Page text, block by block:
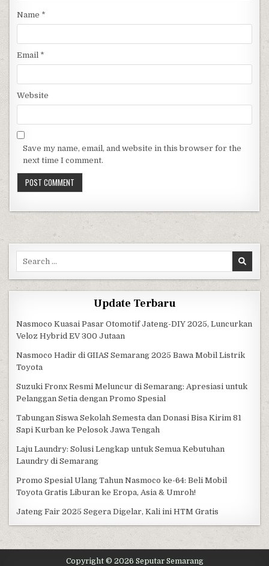
Name *
Email *
Website
Save my name, email, and website in this browser for the
next time I comment.
Search for:
Update Terbaru
Nasmoco Kuasai Pasar Otomotif Jateng-DIY 2025, Luncurkan
Veloz Hybrid EV 300 Jutaan
Nasmoco Hadir di GIIAS Semarang 2025 Bawa Mobil Listrik
Toyota
Suzuki Fronx Resmi Meluncur di Semarang: Apresiasi untuk
Pelanggan Setia dengan Promo Spesial
Tabungan Siswa Sekolah Semesta dan Donasi Bisa Kirim 81
Sapi Kurban ke Pelosok Jawa Tengah
Laju Laundry: Solusi Lengkap untuk Semua Kebutuhan
Laundry di Semarang
Promo Spesial Ulang Tahun Nasmoco ke-64: Beli Mobil
Toyota Gratis Liburan ke Eropa, Asia & Umroh!
Jateng Fair 2025 Segera Digelar, Kali ini HTM Gratis
Copyright © 2026 Seputar Semarang